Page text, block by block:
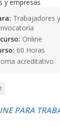
Trabajadores
Online
60 Horas
acreditativo
PARA